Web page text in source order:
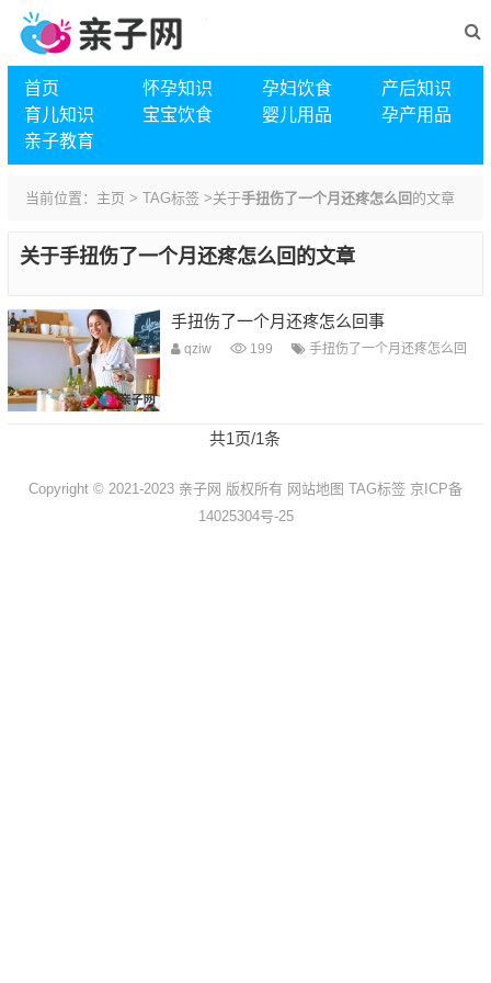
首页 怀孕知识 孕妇饮食
产后知识
育儿知识
宝宝饮食 婴儿用品
孕产用品
亲子教育
当前位置： 主页 > TAG标签 >关于手扭伤了一个月还疼怎么回 的文章
关于手扭伤了一个月还疼怎么回 的文章
手扭伤了一个月还疼怎么回事
qziw 199 手扭伤了一个月还疼怎么回
共1页/1条
Copyright © 2021-2023 亲子网 版权所有 网站地图 TAG标签 京ICP备
14025304号-25